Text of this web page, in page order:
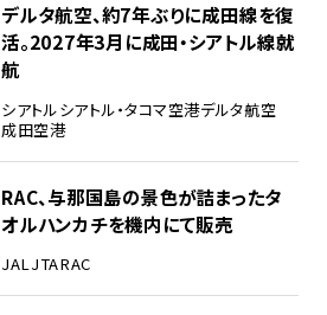
デルタ航空、約7年ぶりに成田線を復
活。2027年3月に成田・シアトル線就
航
シアトルシアトル・タコマ空港デルタ航空
成田空港
RAC、与那国島の景色が詰まったタ
オルハンカチを機内にて販売
JALJTARAC